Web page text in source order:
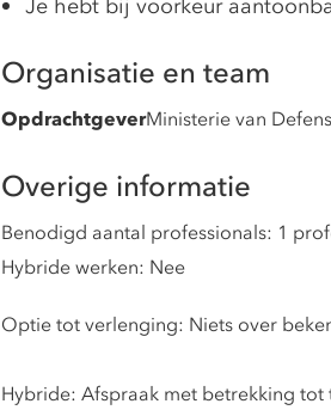
Je hebt bij voorkeur
Organisatie en team
OpdrachtgeverMinisterie van
Overige informatie
Benodigd aantal professionals: 1
Hybride werken: Nee
Optie tot verlenging: Niets over
Hybride: Afspraak met betrekking